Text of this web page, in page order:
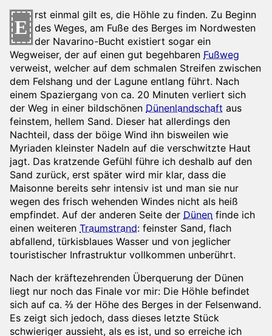
E
rst einmal gilt es, die Höhle zu finden. Zu Beginn
des Weges, am Fuße des Berges im Nordwesten
der Navarino-Bucht existiert sogar ein
Wegweiser, der auf einen gut begehbaren Fußweg
verweist, welcher auf dem schmalen Streifen zwischen
dem Felshang und der Lagune entlang führt. Nach
einem Spaziergang von ca. 20 Minuten verliert sich
der Weg in einer bildschönen Dünenlandschaft aus
feinstem, hellem Sand. Dieser hat allerdings den
Nachteil, dass der böige Wind ihn bisweilen wie
Myriaden kleinster Nadeln auf die verschwitzte Haut
jagt. Das kratzende Gefühl führe ich deshalb auf den
Sand zurück, erst später wird mir klar, dass die
Maisonne bereits sehr intensiv ist und man sie nur
wegen des frisch wehenden Windes nicht als heiß
empfindet. Auf der anderen Seite der Dünen finde ich
einen weiteren Traumstrand: feinster Sand, flach
abfallend, türkisblaues Wasser und von jeglicher
touristischer Infrastruktur vollkommen unberührt.
Nach der kräftezehrenden Überquerung der Dünen
liegt nur noch das Finale vor mir: Die Höhle befindet
sich auf ca. ⅔ der Höhe des Berges in der Felsenwand.
Es zeigt sich jedoch, dass dieses letzte Stück
schwieriger aussieht, als es ist, und so erreiche ich